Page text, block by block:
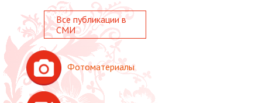
Все публикации в
СМИ
Фотоматериалы